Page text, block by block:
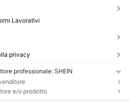
Lavorativi
privacy
professionale: SHEIN
e/o prodotto